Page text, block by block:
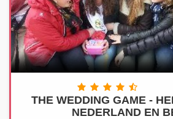
THE WEDDING GAME -
NEDERLAND EN